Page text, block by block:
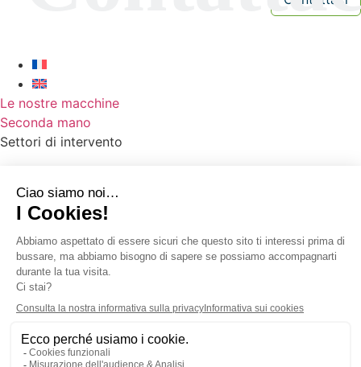
Le nostre macchine
Seconda mano
Settori di intervento
Raccolte selettive
Rifiuti domestici
Rifiuti industriali
Ceneri pesanti
Rifiuti sanitari
Nostri progetti
Homepage
Notizie Chi siamo ?
Reclutamento